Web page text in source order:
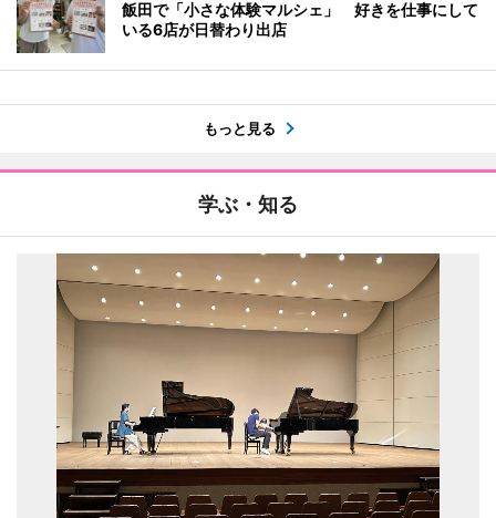
飯田で「小さな体験マルシェ」 好きを仕事にして
いる6店が日替わり出店
もっと見る
学ぶ・知る